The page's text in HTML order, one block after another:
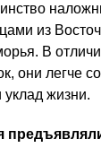
из
В
они легче
жизни.